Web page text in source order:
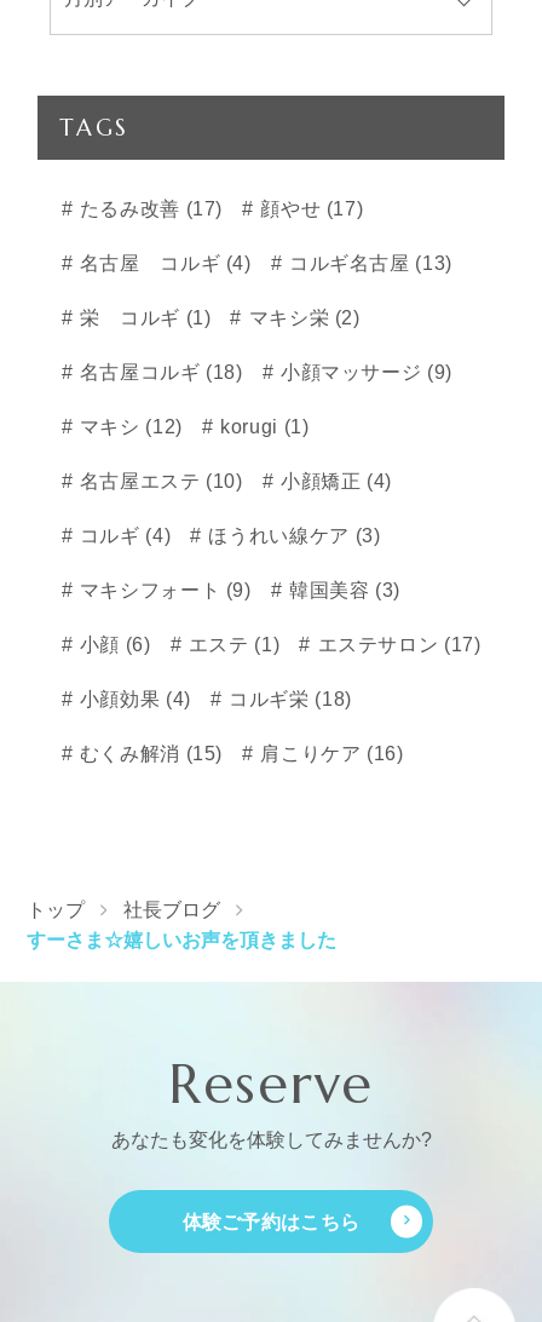
TAGS
たるみ改善 (17) 顔やせ (17)
名古屋 コルギ (4) コルギ名古屋 (13)
栄 コルギ (1) マキシ栄 (2)
名古屋コルギ (18) 小顔マッサージ (9)
マキシ (12) korugi (1)
名古屋エステ (10) 小顔矯正 (4)
コルギ (4) ほうれい線ケア (3)
マキシフォート (9) 韓国美容 (3)
小顔 (6) エステ (1) エステサロン (17)
小顔効果 (4) コルギ栄 (18)
むくみ解消 (15) 肩こりケア (16)
トップ
社長ブログ
すーさま☆嬉しいお声を頂きました
Reserve
あなたも変化を体験してみませんか?
体験ご予約はこちら